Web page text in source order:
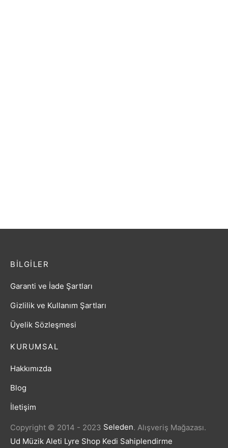
Copyright © 2014 - 2023 Seleden. Alışveriş Mağazası.
Ud Müzik Aleti Lyre Shop Kedi Sahiplendirme
KURUMSAL
Hakkımızda
Blog
İletişim
BILGILER
Garanti ve İade Şartları
Gizlilik ve Kullanım Şartları
Üyelik Sözleşmesi